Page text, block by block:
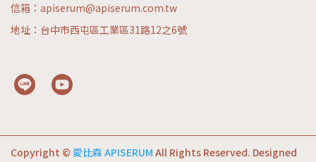
信箱：apiserum@apiserum.com.tw
地址：台中市西屯區工業區31路12之6號
Copyright © 愛比森 APISERUM All Rights Reserved. Designed